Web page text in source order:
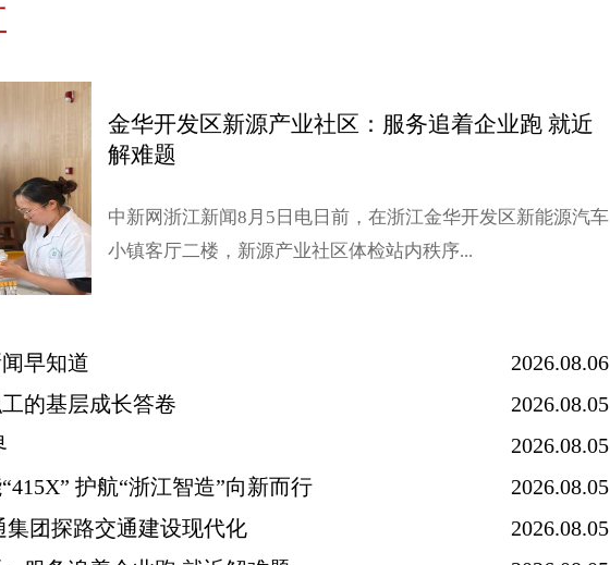
金华开发区新源产业社区：服务追着企业跑 就近
解难题
中新网浙江新闻8月5日电日前，在浙江金华开发区新能源汽车
小镇客厅二楼，新源产业社区体检站内秩序...
早知道
2026.08.06
的基层成长答卷
2026.08.05
2026.08.05
护航“浙江智造”向新而行
2026.08.05
团探路交通建设现代化
2026.08.05